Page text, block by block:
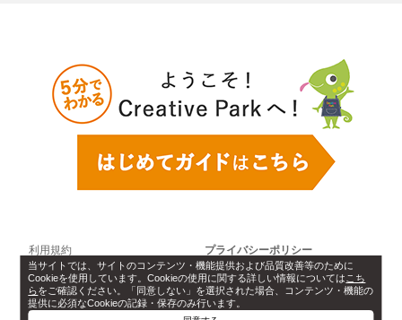
当サイトでは、サイトのコンテンツ・機能提供および品質改善等のために
Cookieを使用しています。Cookieの使用に関する詳しい情報については こち
らをご確認ください。「同意しない」を選択された場合、コンテンツ・機能の
提供に必須なCookieの記録・保存のみ行います。
利用規約 プライバシーポリシー
Cookie設定 ソフトウェアライセンス情報
お問い合わせ